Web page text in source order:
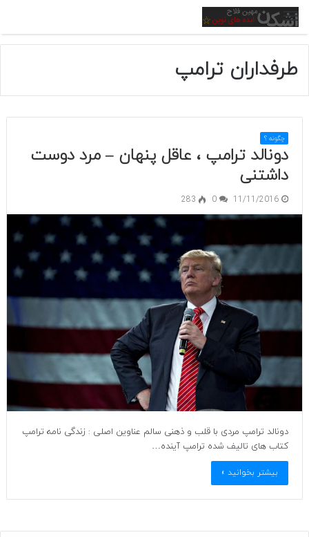
منو
طرفداران ترامپ
چگونه ؟
دونالد ترامپ ، عاقل پنهان – مرد دوست
داشتنی
11/11/2016
0
283
دونالد ترامپ مردی با قلب و ذهنی سالم عناوین اصلی : زندگی نامه ترامپ
کتاب های تالیف شده ترامپ آینده…
بیشتر بخوانید »